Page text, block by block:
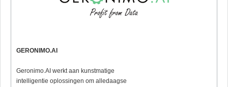
GERONIMO.AI
Geronimo.AI werkt aan kunstmatige
intelligentie oplossingen om alledaagse